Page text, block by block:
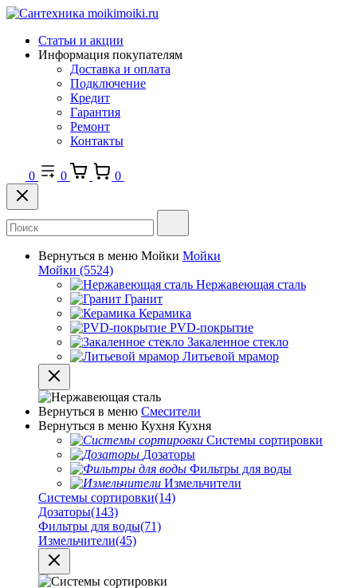
Статьи и акции
Информация покупателям
Доставка и оплата
Подключение
Кредит
Гарантия
Ремонт
Контакты
0 0 0
Вернуться в меню Мойки Мойки
Мойки (5524)
Нержавеющая сталь
Гранит
Керамика
PVD-покрытие
Закаленное стекло
Литьевой мрамор
Вернуться в меню Смесители
Вернуться в меню Кухня Кухня
Системы сортировки
Дозаторы
Фильтры для воды
Измельчители
Системы сортировки(14)
Дозаторы(143)
Фильтры для воды(71)
Измельчители(45)